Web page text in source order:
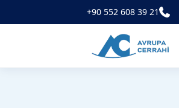
+90 552 608 39 21